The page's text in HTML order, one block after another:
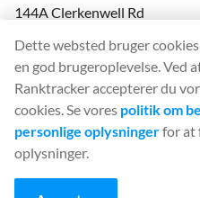
144A Clerkenwell Rd
Company No: 08820809
felix@ranktracker.com
2015 -
Dette websted bruger
en god brugeroplevelse. Ved
Ranktracker accepterer du
cookies. Se vores politik om
personlige oplysningerfor at
oplysninger.